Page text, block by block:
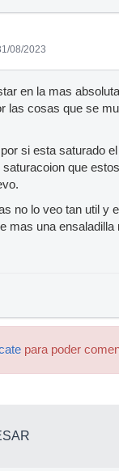
08/2023
en la mas
las cosas que se
si esta saturado
que
no lo veo tan util y
mas una ensaladilla
para poder